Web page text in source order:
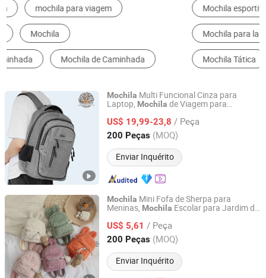
Mochila esportiva casual Mochila de Estudante
Mochila para laptop Mochila de caminhada
Mochila Tática Bolsa de viagem
Mochila Multi Funcional Cinza para
Laptop, Mochila de Viagem para
US$ 19,99-23,8 / Peça
200 Peças (MOQ)
Enviar Inquérito
Dongguan Yaosheng Industrial Co., Ltd
Guangdong, China Desde 2025
Mochila Mini Fofa de Sherpa para
Meninas, Mochila Escolar para Jardim de
US$ 5,61 / Peça
200 Peças (MOQ)
Enviar Inquérito
Dongguan Yaosheng Industrial Co., Ltd
Guangdong, China Desde 2025